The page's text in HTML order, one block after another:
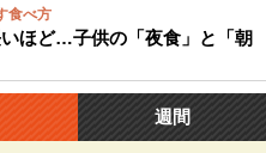
食べ方
ほど…子供の「夜食」と「朝
週間